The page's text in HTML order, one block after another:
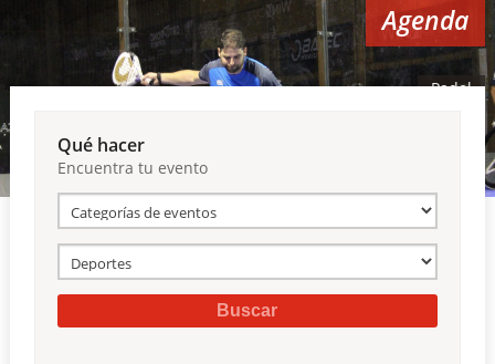
▼
Valencia en deporte
Reservas
Agenda
Padel
Qué hacer
Encuentra tu evento